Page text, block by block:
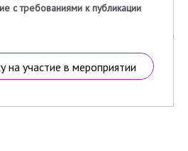
с требованиями к публикации
на участие в мероприятии